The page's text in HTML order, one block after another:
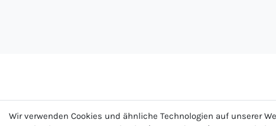
Wir verwenden Cookies und ähnliche Technologien auf unserer